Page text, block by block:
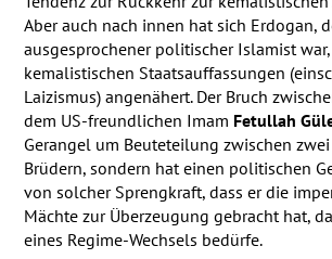
Aber auch nach innen hat sich Erdogan,
ausgesprochener politischer Islamist
kemalistischen Staatsauffassungen
Laizismus) angenähert. Der Bruch
dem US-freundlichen Imam Fetullah
Gerangel um Beuteteilung zwischen
Brüdern, sondern hat einen politischen
von solcher Sprengkraft, dass er die
Mächte zur Überzeugung gebracht hat,
eines Regime-Wechsels bedürfe.